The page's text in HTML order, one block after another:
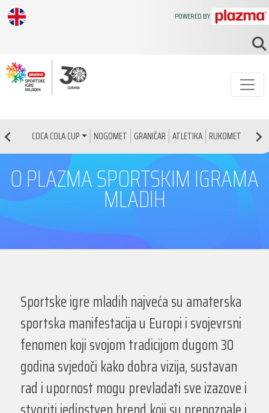
COCA COLA CUP NOGOMET GRANIČAR ATLETIKA RUKOMET
POWERED BY
O PLAZMA SPORTSKIM IGRAMA
MLADIH
Sportske igre mladih najveća su amaterska
sportska manifestacija u Europi i svojevrsni
fenomen koji svojom tradicijom dugom 30
godina svjedoči kako dobra vizija, sustavan
rad i upornost mogu prevladati sve izazove i